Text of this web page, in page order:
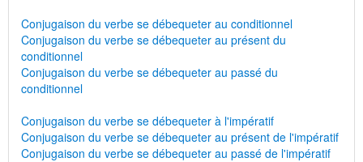
Conjugaison du verbe se débequeter au conditionnel
Conjugaison du verbe se débequeter au présent du
conditionnel
Conjugaison du verbe se débequeter au passé du
conditionnel
Conjugaison du verbe se débequeter à l'impératif
Conjugaison du verbe se débequeter au présent de l'impératif
Conjugaison du verbe se débequeter au passé de l'impératif